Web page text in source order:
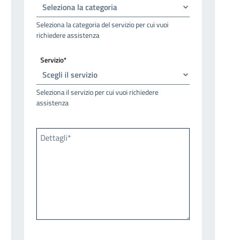
Seleziona la categoria del servizio per cui vuoi
richiedere assistenza
Servizio*
Seleziona il servizio per cui vuoi richiedere
assistenza
Dettagli*